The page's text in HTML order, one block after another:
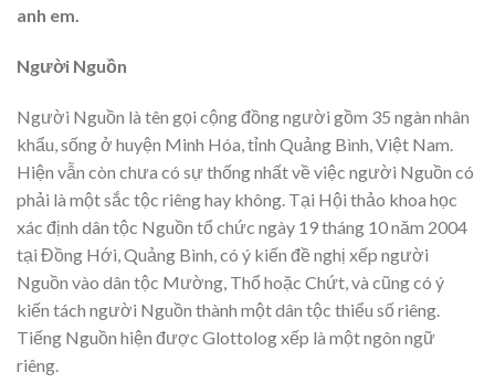
anh em.
Người Nguồn
Người Nguồn là tên gọi cộng đồng người gồm 35 ngàn nhân
khẩu, sống ở huyện Minh Hóa, tỉnh Quảng Bình, Việt Nam.
Hiện vẫn còn chưa có sự thống nhất về việc người Nguồn có
phải là một sắc tộc riêng hay không. Tại Hội thảo khoa học
xác định dân tộc Nguồn tổ chức ngày 19 tháng 10 năm 2004
tại Đồng Hới, Quảng Bình, có ý kiến đề nghị xếp người
Nguồn vào dân tộc Mường, Thổ hoặc Chứt, và cũng có ý
kiến tách người Nguồn thành một dân tộc thiểu số riêng.
Tiếng Nguồn hiện được Glottolog xếp là một ngôn ngữ
riêng.